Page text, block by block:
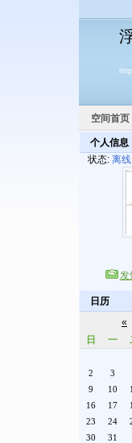
空间首页
个人信息
状态: 离线
发
日历
«
日
一
2
3
9
10
16
17
23
24
30
31